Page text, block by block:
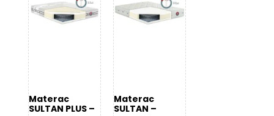
Materac
SULTAN PLUS –
Materac
SULTAN –